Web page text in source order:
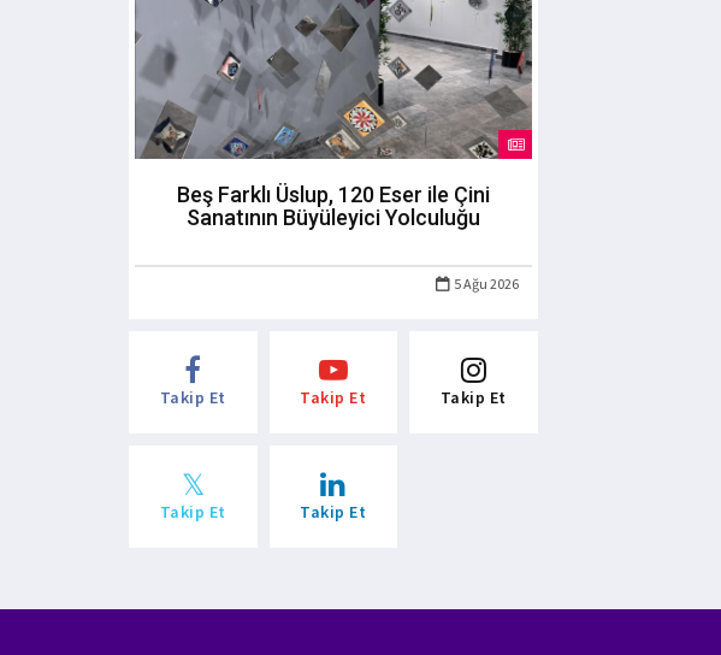
Beş Farklı Üslup, 120 Eser ile Çini
Sanatının Büyüleyici Yolculuğu
5 Ağu 2026
Takip Et Takip Et Takip Et
Takip Et Takip Et